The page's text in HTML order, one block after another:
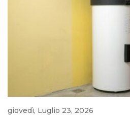
giovedì, Luglio 23, 2026